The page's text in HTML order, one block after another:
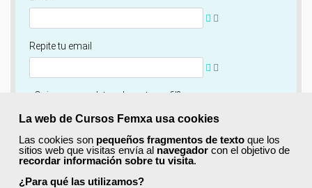
La web de Cursos Femxa usa cookies
Las cookies son pequeños fragmentos de texto que los
sitios web que visitas envía al navegador con el objetivo de
recordar información sobre tu visita.
¿Para qué las utilizamos?
Repite tu email
¿Quieres completar ahora tu perfil?
Si
No, completaré mi perfil más adelante
Newsletter
Si, quiero recibir información sobre cursos, ofertas
exclusivas y recursos para el aprendizaje.